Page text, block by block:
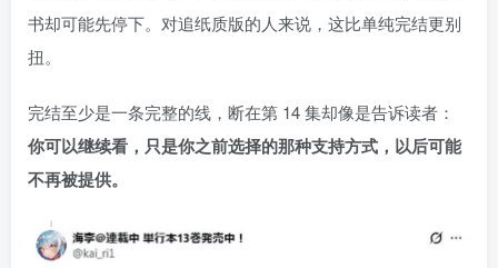
书却可能先停下。对追纸质版的人来说，这比单纯完结更别
扭。
完结至少是一条完整的线，断在第 14 集却像是告诉读者：
你可以继续看，只是你之前选择的那种支持方式，以后可能
不再被提供。